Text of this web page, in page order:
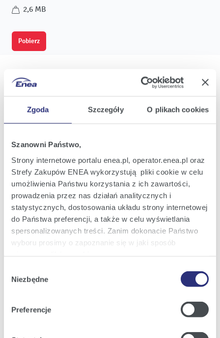
Zgoda Szczegóły O plikach cookies
Szanowni Państwo,
Strony internetowe portalu enea.pl, operator.enea.pl oraz
Strefy Zakupów ENEA wykorzystują pliki cookie w celu
umożliwienia Państwu korzystania z ich zawartości,
prowadzenia przez nas działań analitycznych i
statystycznych, dostosowania układu strony internetowej
do Państwa preferencji, a także w celu wyświetlania
spersonalizowanych treści. Zanim dokonacie Państwo
wyboru prosimy o zapoznanie się w jaki sposób
Szczegółowe informacje na ten temat znajdziecie
Polityce
zgody
Niezbędne
Preferencje
2,6 MB
Pobierz
Oferta
Oferta dla domu
Oferta dla Małych firm
Oferta dla Biznesu
Zielona energia Dla domu
Zielona energia dla Małych firm
Instytucje publiczne
Podmioty współpracujące
Moja Enea